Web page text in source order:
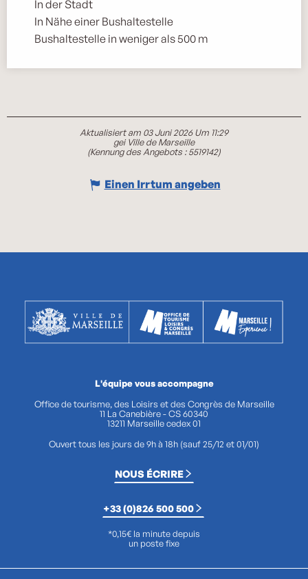
In der Stadt
In Nähe einer Bushaltestelle
Bushaltestelle in weniger als 500 m
Aktualisiert am 03 Juni 2026 Um 11:29
gei Ville de Marseille
(Kennung des Angebots :5519142)
Einen Irrtum angeben
L'équipe vous accompagne
Office de tourisme, des Loisirs et des Congrès de Marseille
11 La Canebière - CS 60340
13211 Marseille cedex 01
Ouvert tous les jours de 9h à 18h (sauf 25/12 et 01/01)
NOUS ÉCRIRE
+33 (0)826 500 500
*0,15€ la minute depuis
un poste fixe